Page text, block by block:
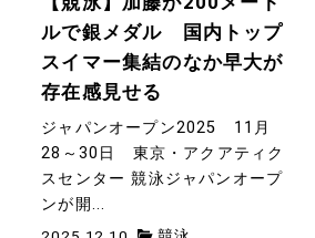
ルで銀メダル 国内トップ
スイマー集結のなか早大が
存在感見せる
ジャパンオープン2025 11月
28～30日 東京・アクアティク
スセンター 競泳ジャパンオープ
ンが開...